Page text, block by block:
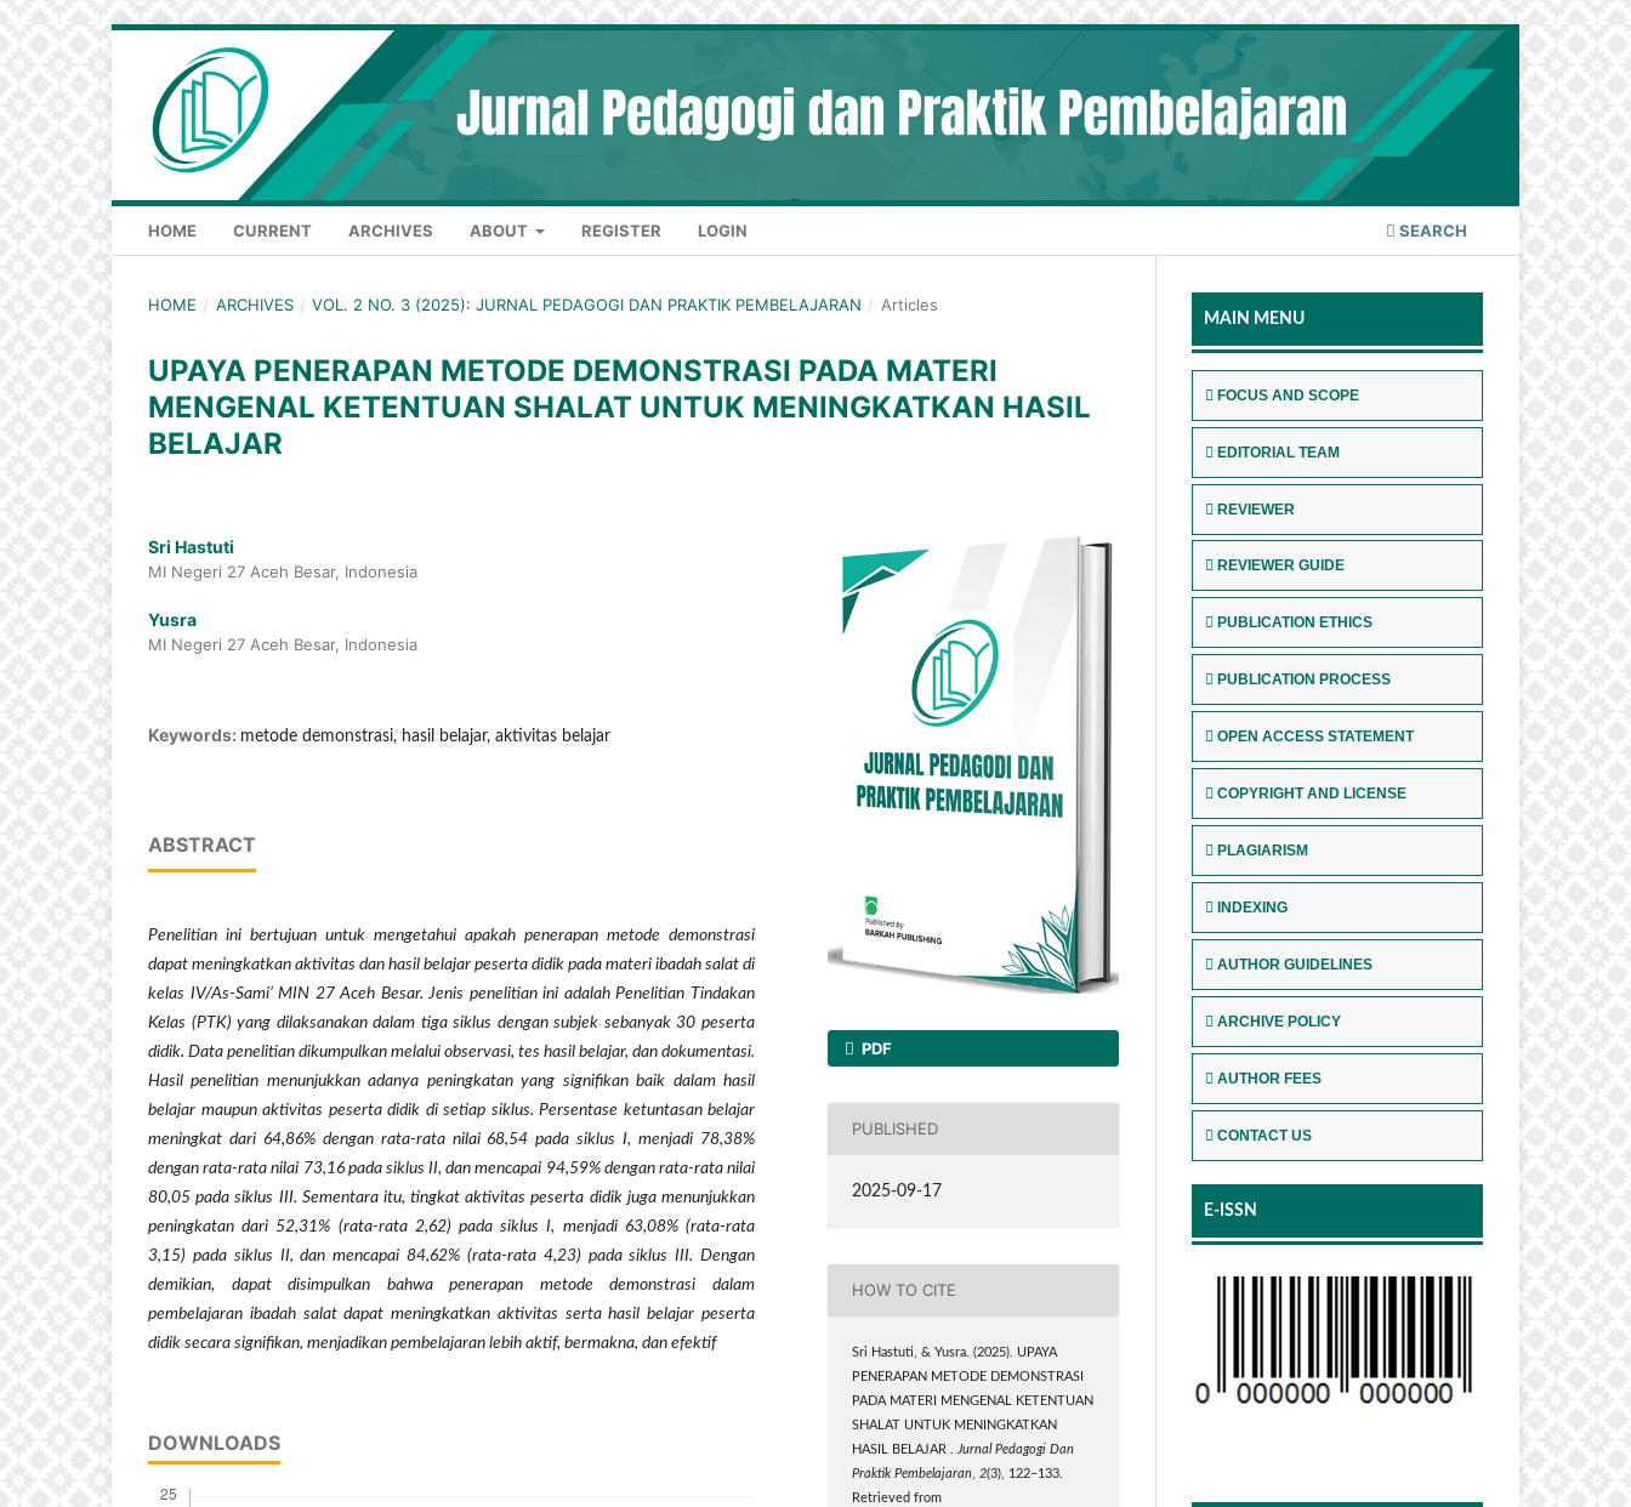
HOME CURRENT ARCHIVES ABOUT REGISTER LOGIN SEARCH
HOME / ARCHIVES / VOL. 2 NO. 3 (2025): JURNAL PEDAGOGI DAN PRAKTIK PEMBELAJARAN / Articles
UPAYA PENERAPAN METODE DEMONSTRASI PADA MATERI
MENGENAL KETENTUAN SHALAT UNTUK MENINGKATKAN HASIL
BELAJAR
Sri Hastuti
MI Negeri 27 Aceh Besar, Indonesia
Yusra
MI Negeri 27 Aceh Besar, Indonesia
Keywords: metode demonstrasi, hasil belajar, aktivitas belajar
ABSTRACT
Penelitian ini bertujuan untuk mengetahui apakah penerapan metode demonstrasi
dapat meningkatkan aktivitas dan hasil belajar peserta didik pada materi ibadah salat di
kelas IV/As-Sami’ MIN 27 Aceh Besar. Jenis penelitian ini adalah Penelitian Tindakan
Kelas (PTK) yang dilaksanakan dalam tiga siklus dengan subjek sebanyak 30 peserta
didik. Data penelitian dikumpulkan melalui observasi, tes hasil belajar, dan dokumentasi.
Hasil penelitian menunjukkan adanya peningkatan yang signifikan baik dalam hasil
belajar maupun aktivitas peserta didik di setiap siklus. Persentase ketuntasan belajar
meningkat dari 64,86% dengan rata-rata nilai 68,54 pada siklus I, menjadi 78,38%
dengan rata-rata nilai 73,16 pada siklus II, dan mencapai 94,59% dengan rata-rata nilai
80,05 pada siklus III. Sementara itu, tingkat aktivitas peserta didik juga menunjukkan
peningkatan dari 52,31% (rata-rata 2,62) pada siklus I, menjadi 63,08% (rata-rata
3,15) pada siklus II, dan mencapai 84,62% (rata-rata 4,23) pada siklus III. Dengan
demikian, dapat disimpulkan bahwa penerapan metode demonstrasi dalam
pembelajaran ibadah salat dapat meningkatkan aktivitas serta hasil belajar peserta
didik secara signifikan, menjadikan pembelajaran lebih aktif, bermakna, dan efektif
DOWNLOADS
PDF
PUBLISHED
2025-09-17
HOW TO CITE
Sri Hastuti, & Yusra. (2025). UPAYA
PENERAPAN METODE DEMONSTRASI
PADA MATERI MENGENAL KETENTUAN
SHALAT UNTUK MENINGKATKAN
HASIL BELAJAR .
Jurnal Pedagogi Dan
Praktik Pembelajaran
2(3), 122–133.
Retrieved from
MAIN MENU
FOCUS AND SCOPE
EDITORIAL TEAM
REVIEWER
REVIEWER GUIDE
PUBLICATION ETHICS
PUBLICATION PROCESS
OPEN ACCESS STATEMENT
COPYRIGHT AND LICENSE
PLAGIARISM
INDEXING
AUTHOR GUIDELINES
ARCHIVE POLICY
AUTHOR FEES
CONTACT US
E-ISSN